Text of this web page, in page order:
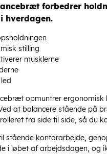
forbedrer
hverdagen.
stilling
musklerne
opmuntrer
at balancere stående på
fra side til side, så du
stående kontorarbejde,
i løbet af arbejdsdagen, og